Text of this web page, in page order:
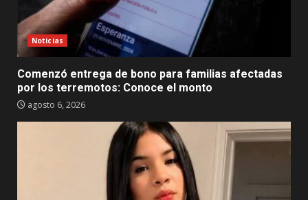
Noticias
Comenzó entrega de bono para familias afectadas
por los terremotos: Conoce el monto
agosto 6, 2026